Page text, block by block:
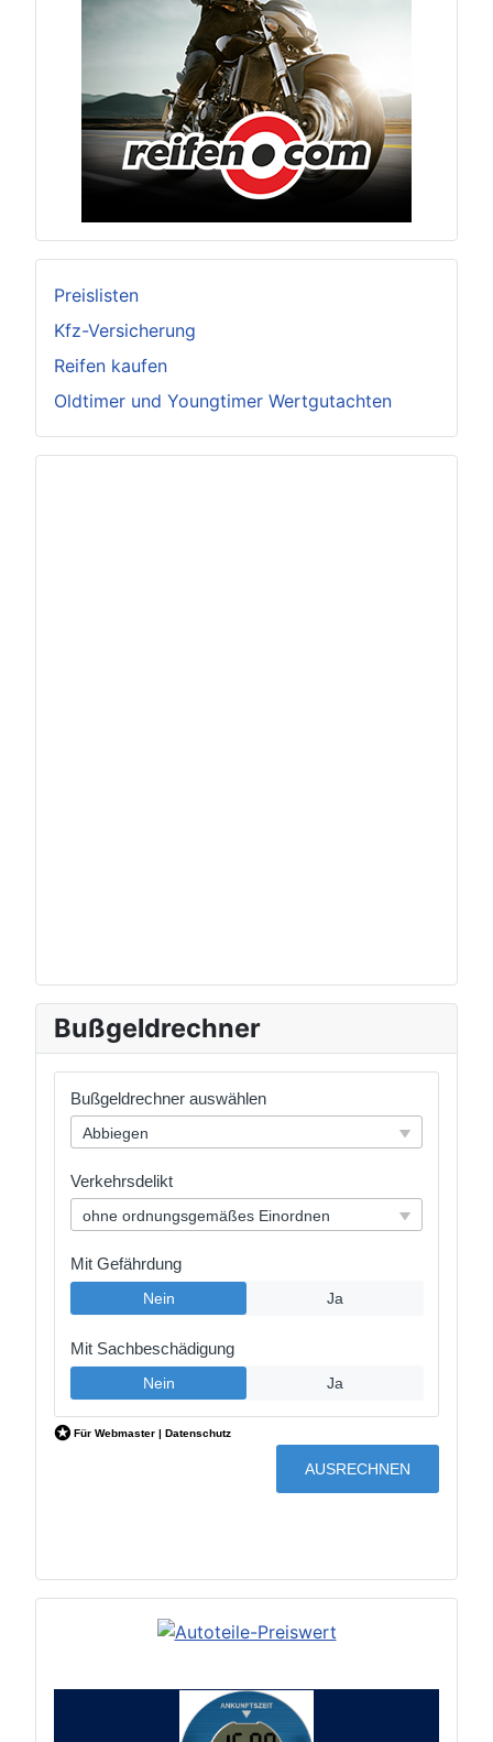
Preislisten
Kfz-Versicherung
Reifen kaufen
Oldtimer und Youngtimer Wertgutachten
Bußgeldrechner